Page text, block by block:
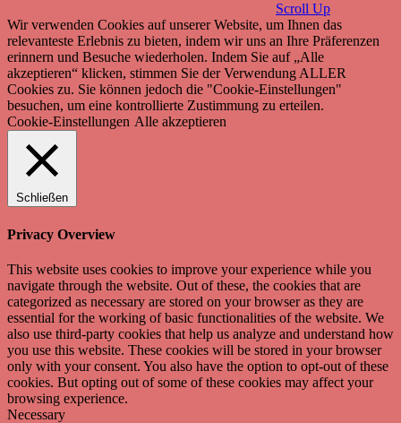
Scroll Up
Wir verwenden Cookies auf unserer Website, um Ihnen das
relevanteste Erlebnis zu bieten, indem wir uns an Ihre Präferenzen
erinnern und Besuche wiederholen. Indem Sie auf „Alle
akzeptieren“ klicken, stimmen Sie der Verwendung ALLER
Cookies zu. Sie können jedoch die "Cookie-Einstellungen"
besuchen, um eine kontrollierte Zustimmung zu erteilen.
Cookie-Einstellungen Alle akzeptieren
Schließen
Privacy Overview
This website uses cookies to improve your experience while you
navigate through the website. Out of these, the cookies that are
categorized as necessary are stored on your browser as they are
essential for the working of basic functionalities of the website. We
also use third-party cookies that help us analyze and understand how
you use this website. These cookies will be stored in your browser
only with your consent. You also have the option to opt-out of these
cookies. But opting out of some of these cookies may affect your
browsing experience.
Necessary